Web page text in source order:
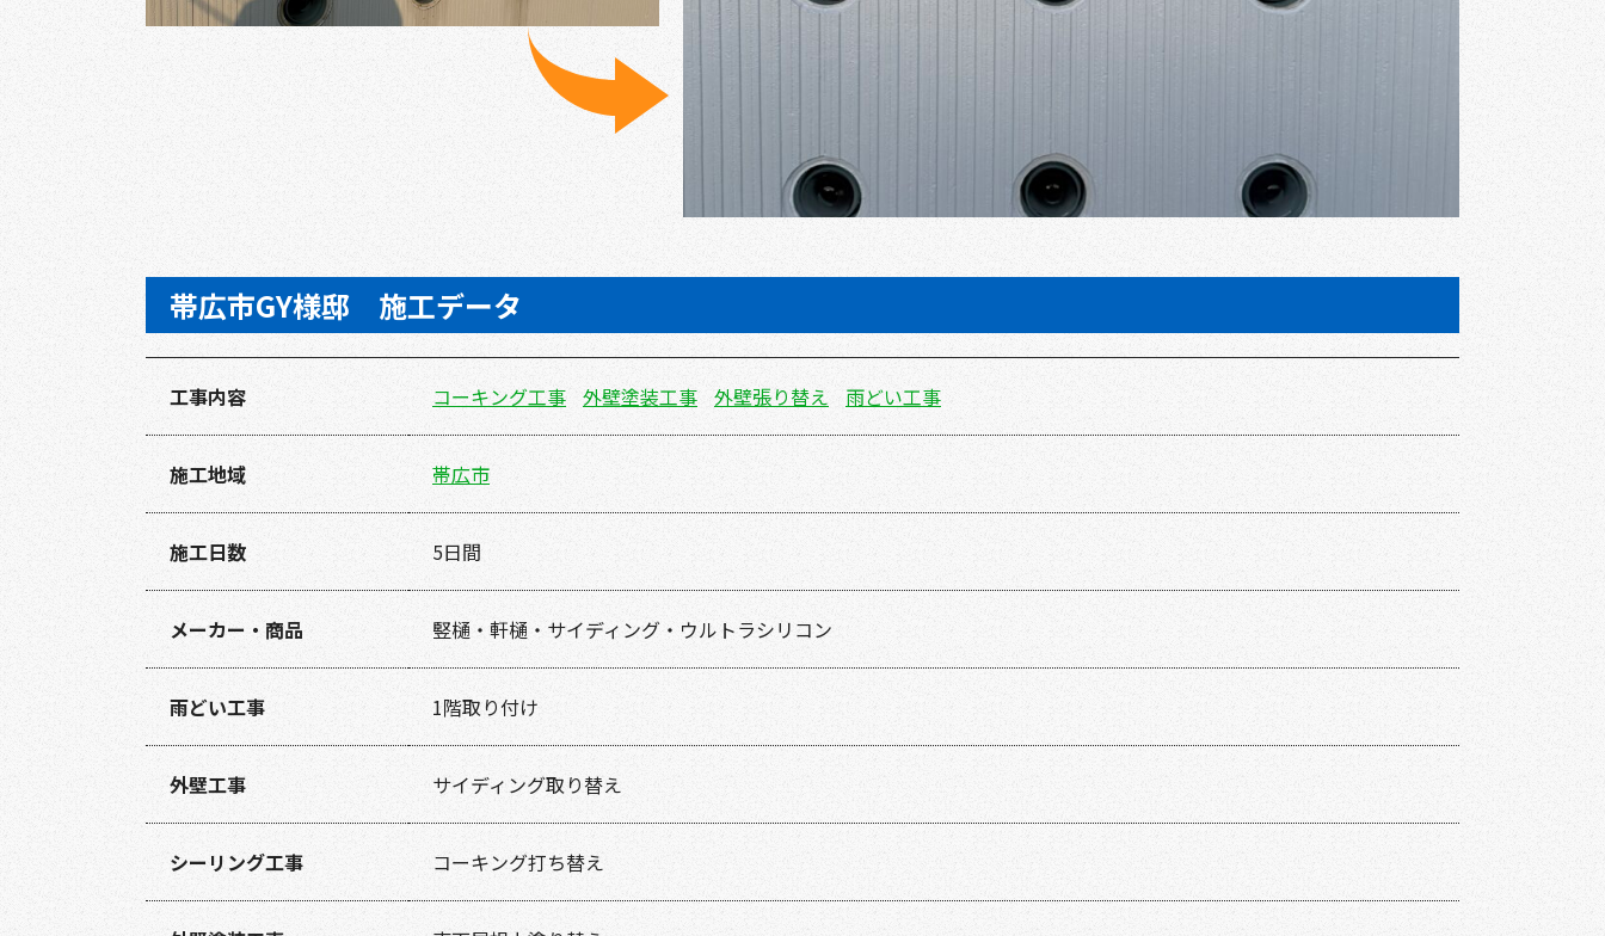
帯広市GY様邸 施工データ
工事内容 コーキング工事 外壁塗装工事 外壁張り替え 雨どい工事
施工地域 帯広市
施工日数 5日間
メーカー・商品 竪樋・軒樋・サイディング・ウルトラシリコン
雨どい工事 1階取り付け
外壁工事 サイディング取り替え
シーリング工事 コーキング打ち替え